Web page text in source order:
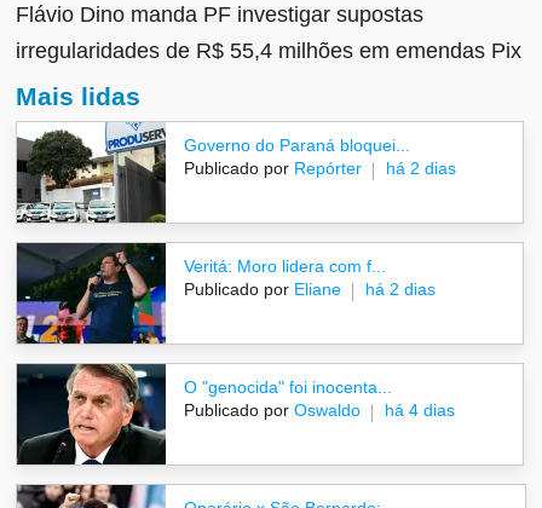
Flávio Dino manda PF investigar supostas
irregularidades de R$ 55,4 milhões em emendas Pix
Mais lidas
Governo do Paraná bloquei...
Publicado por Repórter há 2 dias
Veritá: Moro lidera com f...
Publicado por Eliane há 2 dias
O "genocida" foi inocenta...
Publicado por Oswaldo há 4 dias